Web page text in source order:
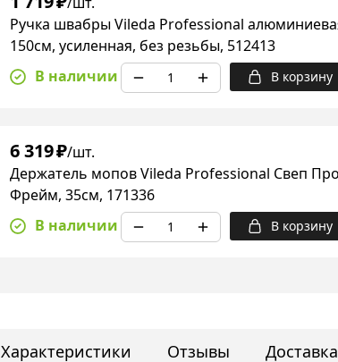
Ручка швабры Vileda Professional
150см, усиленная, без резьбы, 512413
В наличии
В корзину
6 319₽/шт.
Держатель мопов Vileda Professional Свеп Про
Фрейм, 35см, 171336
В наличии
В корзину
Характеристики Отзывы Доставка